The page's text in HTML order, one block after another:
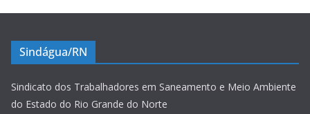
Sindágua/RN
Sindicato dos Trabalhadores em Saneamento e Meio Ambiente
do Estado do Rio Grande do Norte